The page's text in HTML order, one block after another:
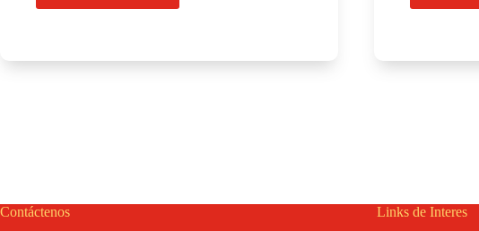
de
Accidentes
Contáctenos
Links de Interes